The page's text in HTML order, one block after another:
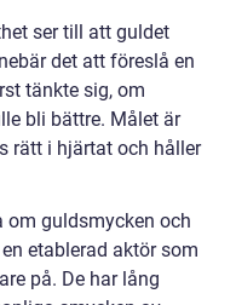
ser till att guldet
det att föreslå en
tänkte sig, om
bli bättre. Målet är
rätt i hjärtat och håller
om guldsmycken och
etablerad aktör som
på. De har lång